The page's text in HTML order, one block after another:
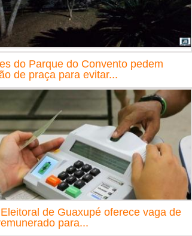
do Parque do Convento pedem
de praça para evitar...
de Guaxupé oferece vaga de
para...